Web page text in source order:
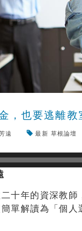
，也要逃離教
遠 最新 草根論壇
十年的資深教師
單解讀為「個人